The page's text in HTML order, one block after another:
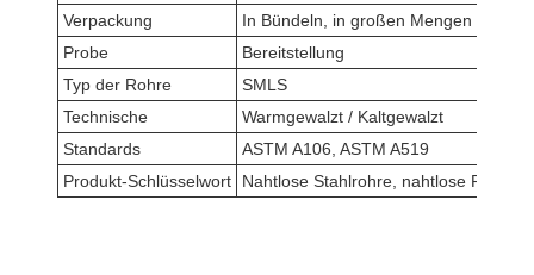
Verpackung
In Bündeln, in großen Mengen oder
Probe
Bereitstellung
Typ der Rohre
SMLS
Technische
Warmgewalzt / Kaltgewalzt
Standards
ASTM A106, ASTM A519
Produkt-Schlüsselwort
Nahtlose Stahlrohre, nahtlose Rohre